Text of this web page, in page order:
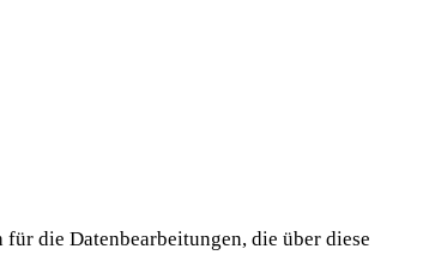
die Datenbearbeitungen, die über diese